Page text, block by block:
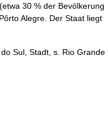
30 % der Bevölkerung
Alegre. Der Staat liegt
Sul, Stadt, s. Rio Grande